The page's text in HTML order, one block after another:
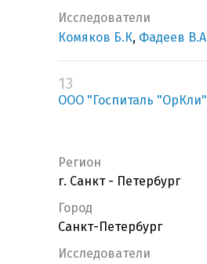
Исследователи
Комяков Б.К, Фадеев В.А
13
ООО "Госпиталь "ОрКли"
Регион
г. Санкт - Петербург
Город
Санкт-Петербург
Исследователи